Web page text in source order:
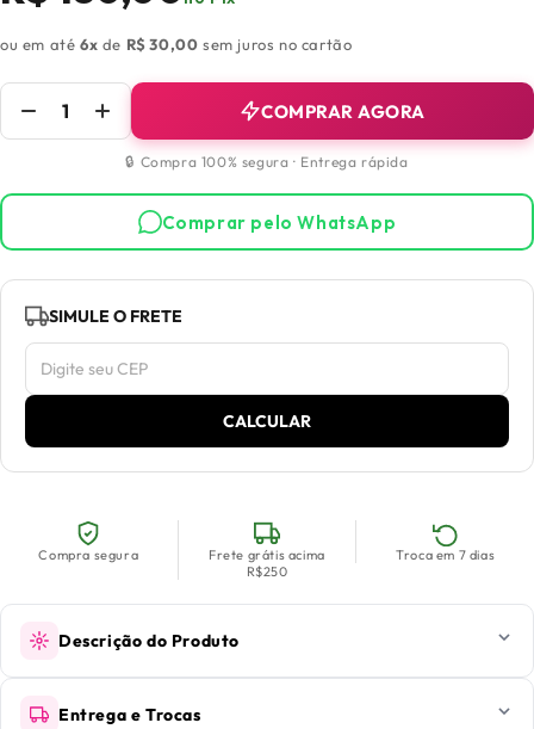
ou em até 6x de R$ 30,00 sem juros no cartão
COMPRAR AGORA
🔒 Compra 100% segura · Entrega rápida
Comprar pelo WhatsApp
SIMULE O FRETE
CALCULAR
Compra segura
Frete grátis acima
R$250
Troca em 7 dias
Descrição do Produto
Entrega e Trocas